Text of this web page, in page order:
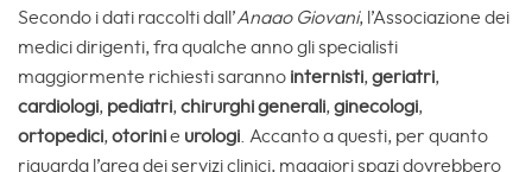
Secondo i dati raccolti dall’Anaao Giovani, l’Associazione dei
medici dirigenti, fra qualche anno gli specialisti
maggiormente richiesti saranno internisti, geriatri,
cardiologi, pediatri, chirurghi generali, ginecologi,
ortopedici, otorinie urologi . Accanto a questi, per quanto
riguarda l’area dei servizi clinici, maggiori spazi dovrebbero